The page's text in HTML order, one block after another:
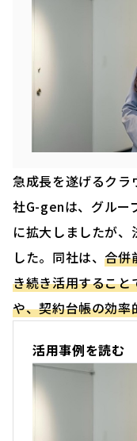
急成長を遂げるクラ
社G-genは、グルー
に拡大しましたが
した。同社は、合併
き続き活用すること
や、契約台帳の効率
活用事例を読む